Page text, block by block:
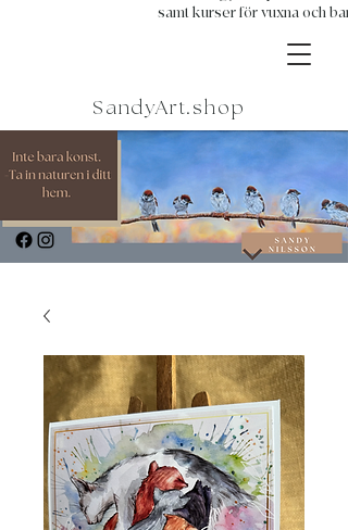
samt kurser för vuxna och
SandyArt.shop